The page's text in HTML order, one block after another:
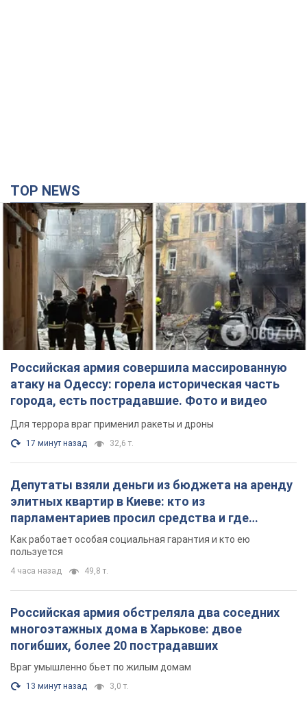
TOP NEWS
Российская армия совершила массированную
атаку на Одессу: горела историческая часть
города, есть пострадавшие. Фото и видео
Для террора враг применил ракеты и дроны
17 минут назад 32,6 т.
Депутаты взяли деньги из бюджета на аренду
элитных квартир в Киеве: кто из
парламентариев просил средства и где
поселился
Как работает особая социальная гарантия и кто ею
пользуется
4 часа назад 49,8 т.
Российская армия обстреляла два соседних
многоэтажных дома в Харькове: двое
погибших, более 20 пострадавших
Враг умышленно бьет по жилым домам
13 минут назад 3,0 т.